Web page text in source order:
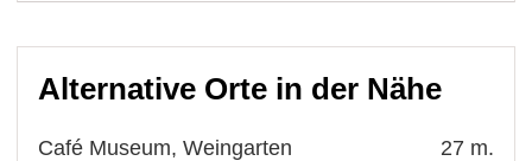
Alternative Orte in der Nähe
Café Museum, Weingarten 27 m.